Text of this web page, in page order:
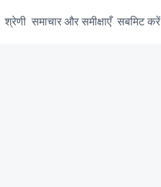
श्रेणी समाचार और समीक्षाएँ सबमिट करें